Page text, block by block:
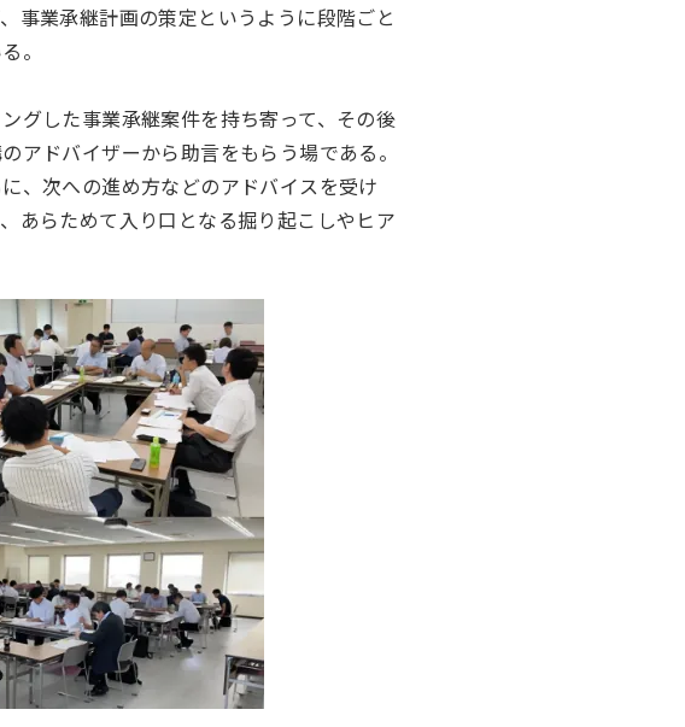
事業承継計画の策定というように段階ごと
。
グした事業承継案件を持ち寄って、その後
アドバイザーから助言をもらう場である。
、次への進め方などのアドバイスを受け
あらためて入り口となる掘り起こしやヒア